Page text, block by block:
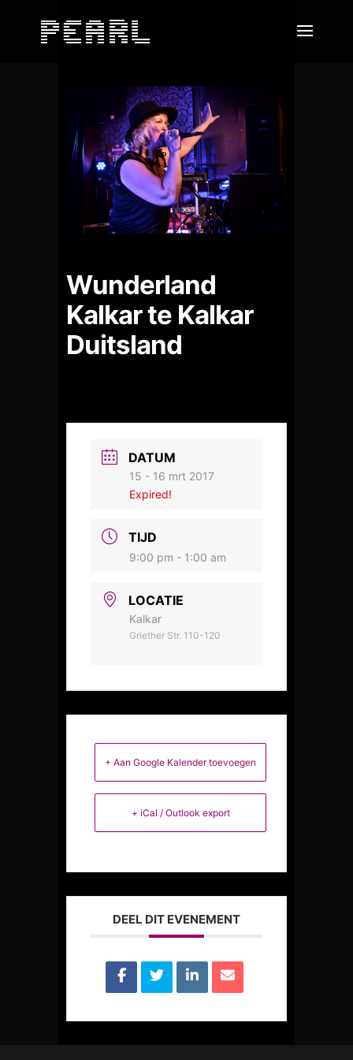
Wunderland
Kalkar te Kalkar
Duitsland
DATUM
15 - 16 mrt 2017
Expired!
TIJD
9:00 pm - 1:00 am
LOCATIE
Kalkar
Griether Str. 110-120
+ Aan Google Kalender toevoegen
+ iCal / Outlook export
DEEL DIT EVENEMENT